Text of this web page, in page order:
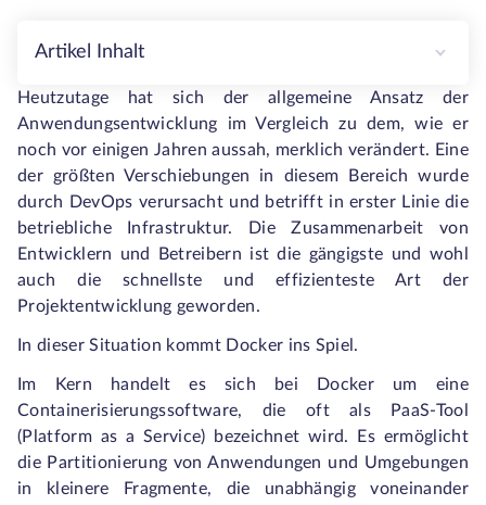
Artikel Inhalt
Heutzutage hat sich der allgemeine Ansatz der
Anwendungsentwicklung im Vergleich zu dem, wie er
noch vor einigen Jahren aussah, merklich verändert. Eine
der größten Verschiebungen in diesem Bereich wurde
durch DevOps verursacht und betrifft in erster Linie die
betriebliche Infrastruktur. Die Zusammenarbeit von
Entwicklern und Betreibern ist die gängigste und wohl
auch die schnellste und effizienteste Art der
Projektentwicklung geworden.
In dieser Situation kommt Docker ins Spiel.
Im Kern handelt es sich bei Docker um eine
Containerisierungssoftware, die oft als PaaS-Tool
(Platform as a Service) bezeichnet wird. Es ermöglicht
die Partitionierung von Anwendungen und Umgebungen
in kleinere Fragmente, die unabhängig voneinander